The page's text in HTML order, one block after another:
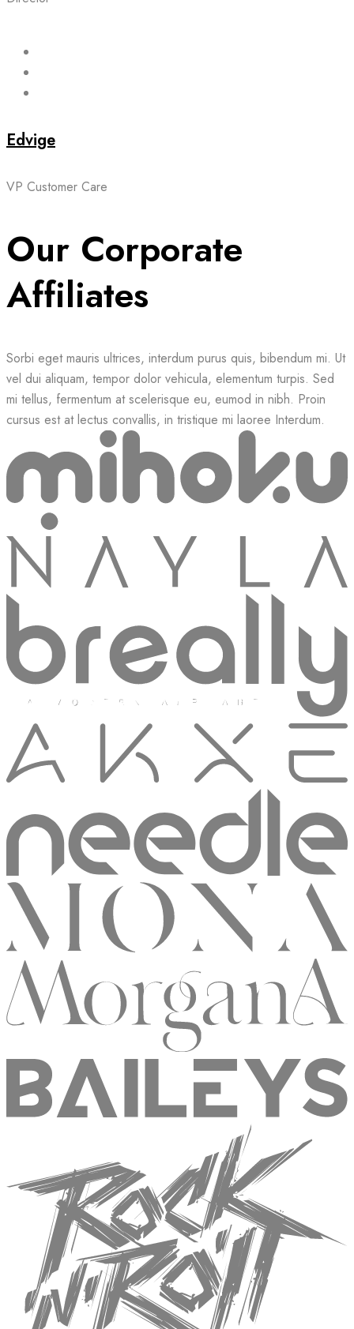
Edvige
VP Customer Care
Our Corporate
Affiliates
Sorbi eget mauris ultrices, interdum purus quis, bibendum mi. Ut
vel dui aliquam, tempor dolor vehicula, elementum turpis. Sed
mi tellus, fermentum at scelerisque eu, eumod in nibh. Proin
cursus est at lectus convallis, in tristique mi laoree Interdum.